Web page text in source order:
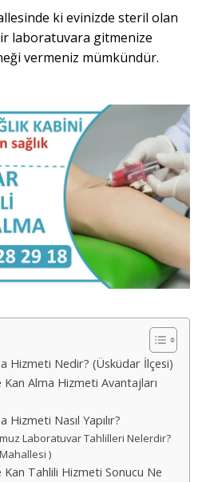
ki evinizde steril olan
laboratuvara gitmenize
vermeniz mümkündür.
Hizmeti Nedir? (Üsküdar İlçesi)
Alma Hizmeti Avantajları
Hizmeti Nasıl Yapılır?
Laboratuvar Tahlilleri Nelerdir?
)
Kan Tahlili Hizmeti Sonucu Ne